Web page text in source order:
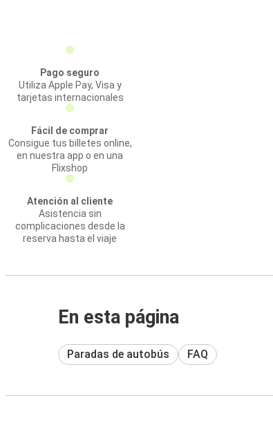
Pago seguro
Utiliza Apple Pay, Visa y
tarjetas internacionales
Fácil de comprar
Consigue tus billetes online,
en nuestra app o en una
Flixshop
Atención al cliente
Asistencia sin
complicaciones desde la
reserva hasta el viaje
En esta página
Paradas de autobús FAQ